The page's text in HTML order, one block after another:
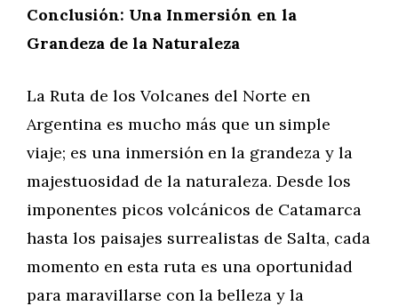
Conclusión: Una Inmersión en la
Grandeza de la Naturaleza
La Ruta de los Volcanes del Norte en
Argentina es mucho más que un simple
viaje; es una inmersión en la grandeza y la
majestuosidad de la naturaleza. Desde los
imponentes picos volcánicos de Catamarca
hasta los paisajes surrealistas de Salta, cada
momento en esta ruta es una oportunidad
para maravillarse con la belleza y la